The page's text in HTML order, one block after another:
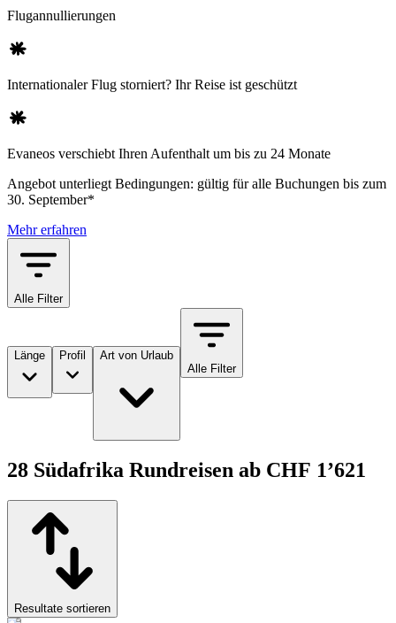
Flugannullierungen
Internationaler Flug storniert? Ihr Reise ist geschützt
Evaneos verschiebt Ihren Aufenthalt um bis zu 24 Monate
Angebot unterliegt Bedingungen: gültig für alle Buchungen bis zum
30. September*
Mehr erfahren
Alle Filter
Länge Profil
Art von Urlaub
Alle Filter
28 Südafrika Rundreisen ab CHF 1’621
Resultate sortieren